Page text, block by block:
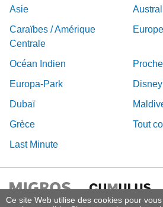
Ce site Web utilise des cookies pour
Asie
Caraïbes / Amérique
Centrale
Europe
Océan Indien
Europa-Park
Dubaï
Grèce
Tout
Last Minute